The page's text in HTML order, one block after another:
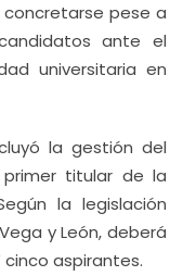
pese a
ante el
universitaria en
la gestión del
primer titular de la
la legislación
y León, deberá
cinco aspirantes.